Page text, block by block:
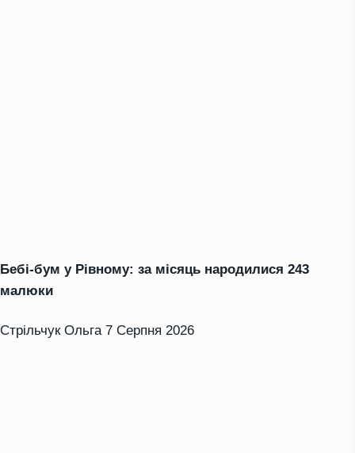
Бебі-бум у Рівному: за місяць народилися 243
малюки
Стрільчук Ольга 7 Серпня 2026